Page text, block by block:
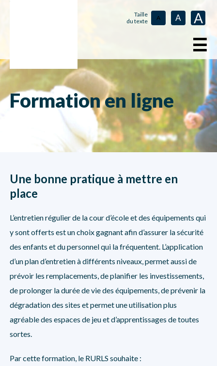
Taille
du texte
A A A
☰
Formation en ligne
Une bonne pratique à mettre en
place
L’entretien régulier de la cour d’école et des équipements qui
y sont offerts est un choix gagnant afin d’assurer la sécurité
des enfants et du personnel qui la fréquentent. L’application
d’un plan d’entretien à différents niveaux, permet aussi de
prévoir les remplacements, de planifier les investissements,
de prolonger la durée de vie des équipements, de prévenir la
dégradation des sites et permet une utilisation plus
agréable des espaces de jeu et d’apprentissages de toutes
sortes.
Par cette formation, le RURLS souhaite :